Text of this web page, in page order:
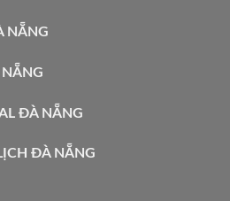
NẴNG
ĐÀ NẴNG
ĐÀ NẴNG